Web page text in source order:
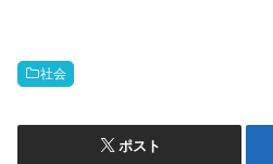
社会
ポスト